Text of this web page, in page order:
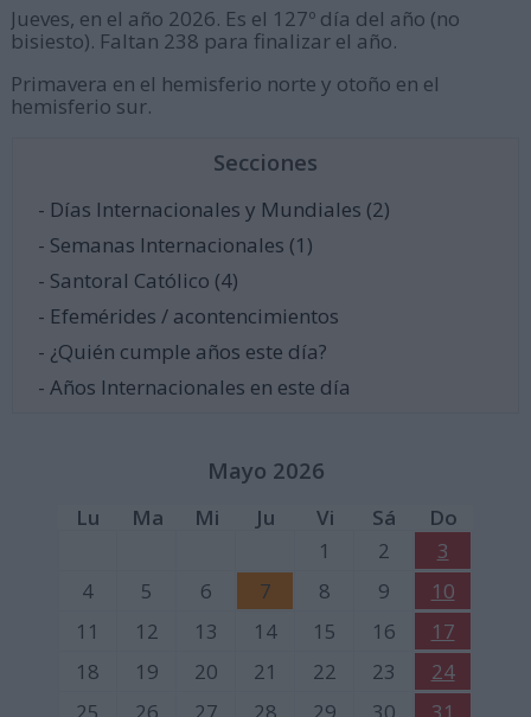
Jueves, en el año 2026. Es el 127º día del año (no
bisiesto). Faltan 238 para finalizar el año.
Primavera en el hemisferio norte y otoño en el
hemisferio sur.
Secciones
- Días Internacionales y Mundiales (2)
- Semanas Internacionales (1)
- Santoral Católico (4)
- Efemérides / acontencimientos
- ¿Quién cumple años este día?
- Años Internacionales en este día
Mayo 2026
Lu Ma Mi Ju Vi Sá
Do
1
2
3
4
5 6 7 8 9
10
11
12 13 14 15 16
17
18
19 20 21 22 23
24
25
26 27 28 29 30 31